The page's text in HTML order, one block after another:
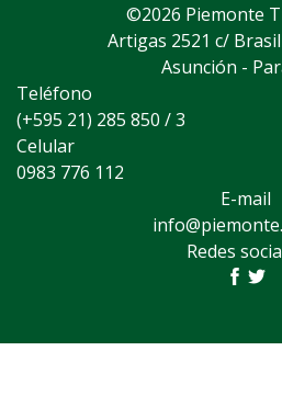
©2026 Piemonte
Artigas 2521 c/
Asunción -
Teléfono
(+595 21) 285 850 / 3
Celular
0983 776 112
E-mail
Redes